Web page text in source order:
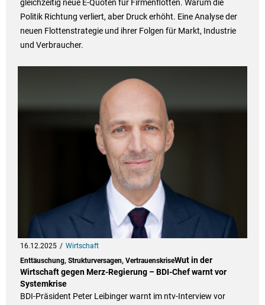
gleichzeitig neue E-Quoten für Firmenflotten. Warum die
Politik Richtung verliert, aber Druck erhöht. Eine Analyse der
neuen Flottenstrategie und ihrer Folgen für Markt, Industrie
und Verbraucher.
16.12.2025
Wirtschaft
Enttäuschung, Strukturversagen, VertrauenskriseWut in der
Wirtschaft gegen Merz-Regierung – BDI-Chef warnt vor
Systemkrise
BDI-Präsident Peter Leibinger warnt im ntv-Interview vor